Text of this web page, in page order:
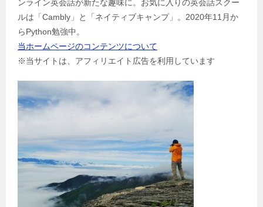
ンライン英会話が新たな趣味に。お気に入りの英会話スクー
ルは「Cambly」と「ネイティブキャンプ」。2020年11月か
らPython勉強中。
当ホームページのコンテンツについて
※当サイトは、アフィリエイト広告を利用しています